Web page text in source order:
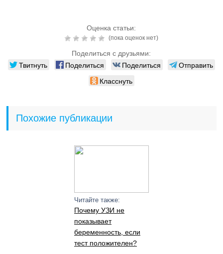
Оценка статьи:
(пока оценок нет)
Поделиться с друзьями:
Твитнуть Поделиться Поделиться
Отправить
Класснуть
Похожие публикации
Читайте также:
Почему УЗИ не
показывает
беременность, если
тест положителен?